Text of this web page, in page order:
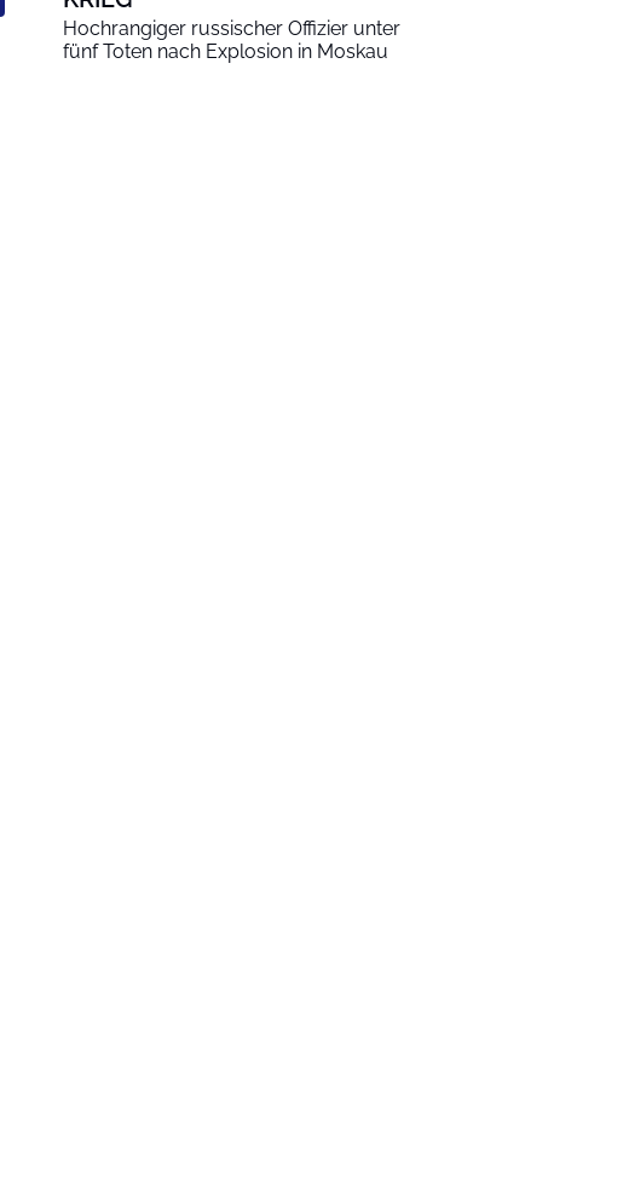
Hochrangiger russischer Offizier unter
fünf Toten nach Explosion in Moskau